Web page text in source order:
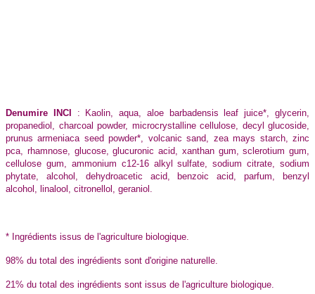
Denumire INCI
: Kaolin, aqua, aloe barbadensis leaf juice*, glycerin,
propanediol, charcoal powder, microcrystalline cellulose, decyl glucoside,
prunus armeniaca seed powder*, volcanic sand, zea mays starch, zinc
pca, rhamnose, glucose, glucuronic acid, xanthan gum, sclerotium gum,
cellulose gum, ammonium c12-16 alkyl sulfate, sodium citrate, sodium
phytate, alcohol, dehydroacetic acid, benzoic acid, parfum, benzyl
alcohol, linalool, citronellol, geraniol.
* Ingrédients issus de l'agriculture biologique.
98% du total des ingrédients sont d'origine naturelle.
21% du total des ingrédients sont issus de l'agriculture biologique.